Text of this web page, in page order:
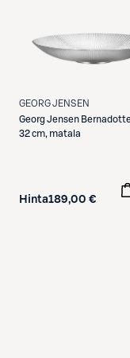
GEORG JENSEN
Georg Jensen
32 cm, matala
Hinta189,00 €